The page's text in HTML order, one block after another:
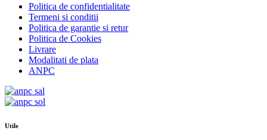
Politica de confidentialitate
Termeni si conditii
Politica de garantie si retur
Politica de Cookies
Livrare
Modalitati de plata
ANPC
Utile